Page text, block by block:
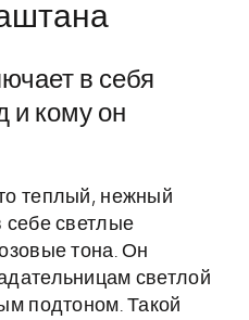
в себя
и кому он
теплый, нежный
себе светлые
тона. Он
светлой
подтоном. Такой